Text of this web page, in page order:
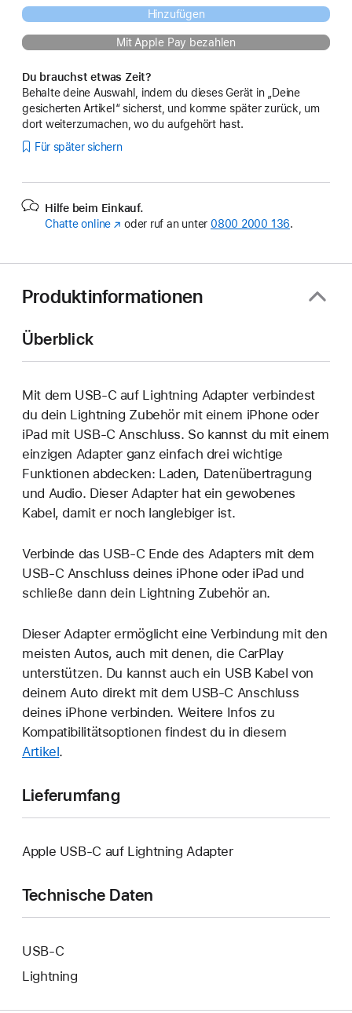
Hinzufügen
Mit Apple Pay bezahlen
Du brauchst etwas Zeit?
Behalte deine Auswahl, indem du dieses Gerät in „Deine
gesicherten Artikel“ sicherst, und komme später zurück, um
dort weiterzumachen, wo du aufgehört hast.
Für später sichern
Hilfe beim Einkauf.
Chatte online (Öffnet
oder ruf an unter 0800 2000 136.
Produktinformationen
Überblick
Mit dem USB-C auf Lightning Adapter verbindest
du dein Lightning Zubehör mit einem iPhone oder
iPad mit USB-C Anschluss. So kannst du mit einem
einzigen Adapter ganz einfach drei wichtige
Funktionen abdecken: Laden, Datenübertragung
und Audio. Dieser Adapter hat ein gewobenes
Kabel, damit er noch langlebiger ist.
Verbinde das USB‑C Ende des Adapters mit dem
USB‑C Anschluss deines iPhone oder iPad und
schließe dann dein Lightning Zubehör an.
Dieser Adapter ermöglicht eine Verbindung mit den
meisten Autos, auch mit denen, die CarPlay
unterstützen. Du kannst auch ein USB Kabel von
deinem Auto direkt mit dem USB-C Anschluss
deines iPhone verbinden. Weitere Infos zu
Kompatibilitätsoptionen findest du in diesem
Artikel.
Lieferumfang
Apple USB‑C auf Lightning Adapter
Technische Daten
USB‑C
Lightning